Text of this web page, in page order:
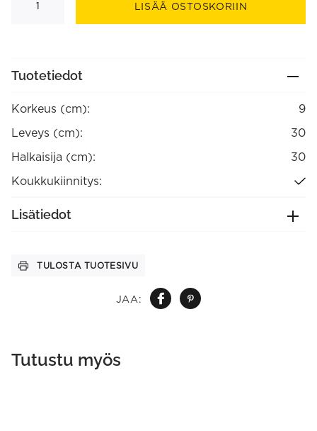
JAA:
LISÄÄ OSTOSKORIIN
Tuotetiedot
Korkeus (cm):
9
Leveys (cm):
30
Halkaisija (cm):
30
Koukkukiinnitys:
Lisätiedot
TULOSTA TUOTESIVU
Tutustu myös